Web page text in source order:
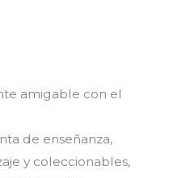
amigable con el
de enseñanza,
y coleccionables,